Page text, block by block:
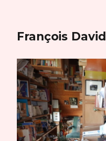
François David